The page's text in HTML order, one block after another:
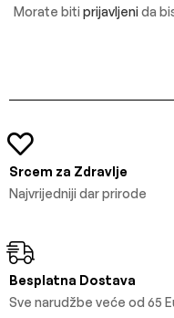
Morate biti prijavljenida
Srcem za Zdravlje
Najvrijedniji dar prirode
Besplatna Dostava
Sve narudžbe veće od 65